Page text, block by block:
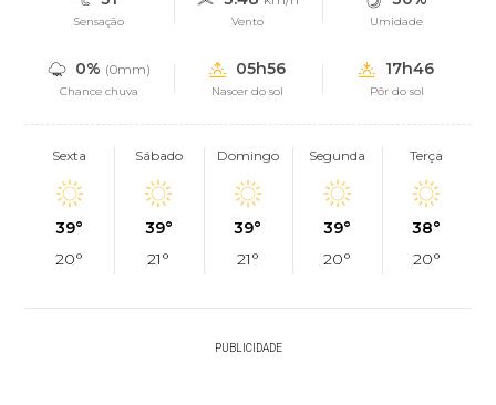
Sensação Vento Umidade
0% (0mm)
Chance chuva
05h56
Nascer do sol
17h46
Pôr do sol
Sexta
39°
20°
Sábado
39°
21°
Domingo
39°
21°
Segunda
39°
20°
Terça
38°
20°
PUBLICIDADE